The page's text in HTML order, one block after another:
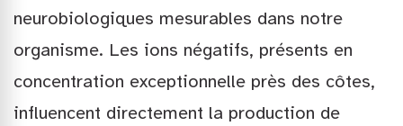
neurobiologiques mesurables dans notre
organisme. Les ions négatifs, présents en
concentration exceptionnelle près des côtes,
influencent directement la production de